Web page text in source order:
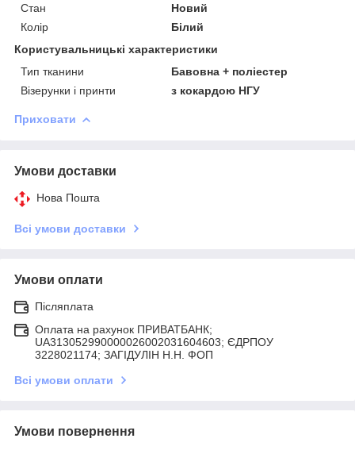
Стан
Новий
Колір
Білий
Користувальницькі характеристики
Тип тканини
Бавовна + поліестер
Візерунки і принти
з кокардою НГУ
Приховати
Умови доставки
Нова Пошта
Всі умови доставки
Умови оплати
Післяплата
Оплата на рахунок ПРИВАТБАНК;
UA313052990000026002031604603; ЄДРПОУ
3228021174; ЗАГIДУЛIН Н.Н. ФОП
Всі умови оплати
Умови повернення